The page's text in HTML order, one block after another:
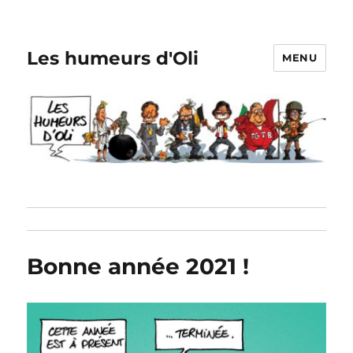
Les humeurs d'Oli MENU
Bonne année 2021 !